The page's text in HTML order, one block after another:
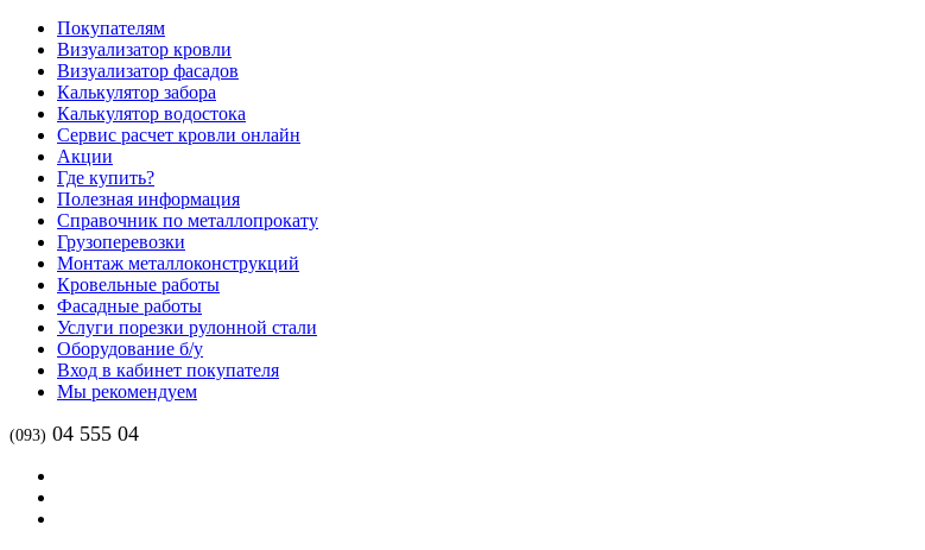
Покупателям
Визуализатор кровли
Визуализатор фасадов
Калькулятор забора
Калькулятор водостока
Сервис расчет кровли онлайн
Акции
Где купить?
Полезная информация
Справочник по металлопрокату
Грузоперевозки
Монтаж металлоконструкций
Кровельные работы
Фасадные работы
Услуги порезки рулонной стали
Оборудование б/у
Вход в кабинет покупателя
Мы рекомендуем
(093) 04 555 04